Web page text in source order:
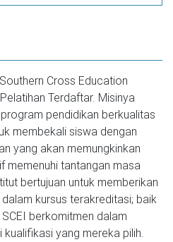
Cross Education
Terdaftar. Misinya
pendidikan berkualitas
membekali siswa dengan
yang akan memungkinkan
memenuhi tantangan masa
bertujuan untuk memberikan
kursus terakreditasi; baik
berkomitmen dalam
yang mereka pilih.